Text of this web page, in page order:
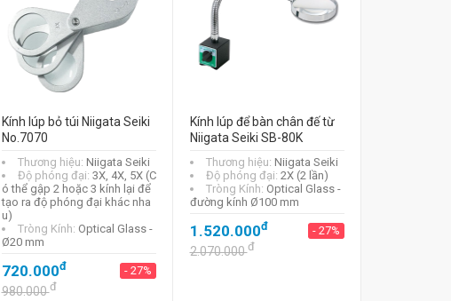
Kính lúp bỏ túi Niigata Seiki
No.7070
Thương hiệu: Niigata Seiki
Độ phóng đại: 3X, 4X, 5X (C
ó thể gập 2 hoặc 3 kính lại để
tạo ra độ phóng đại khác nha
u)
Tròng Kính: Optical Glass -
Ø20 mm
720.000đ - 27%
980.000đ
Kính lúp để bàn chân đế từ
Niigata Seiki SB-80K
Thương hiệu: Niigata Seiki
Độ phóng đại: 2X (2 lần)
Tròng Kính: Optical Glass -
đường kính Ø100 mm
1.520.000đ - 27%
2.070.000đ